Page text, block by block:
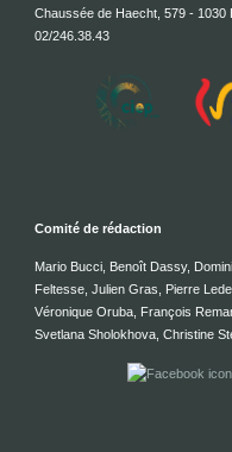
Chaussée de Haecht, 579 - 1030
02/246.38.43
Comité de rédaction
Mario Bucci, Benoît Dassy,
Feltesse, Julien Gras, Pierre
Véronique Oruba, François
Svetlana Sholokhova, Christine